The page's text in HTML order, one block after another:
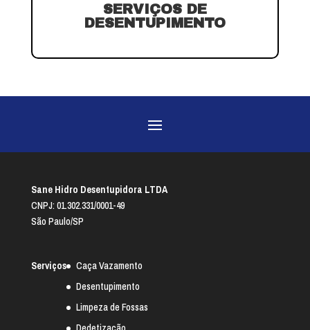
SERVIÇOS DE
DESENTUPIMENTO
Sane Hidro Desentupidora LTDA
CNPJ: 01.302.331/0001-49
São Paulo/SP
Serviços
Caça Vazamento
Desentupimento
Limpeza de Fossas